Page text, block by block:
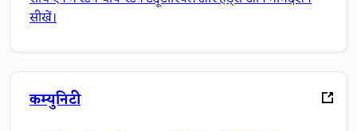
सीखें।
कम्युनिटी